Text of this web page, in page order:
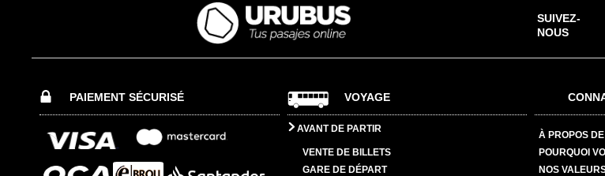
SUIVEZ-
NOUS
PAIEMENT SÉCURISÉ VOYAGE
AVANT DE PARTIR
VENTE DE BILLETS
GARE DE DÉPART
À PROPOS
POURQUOI
NOS